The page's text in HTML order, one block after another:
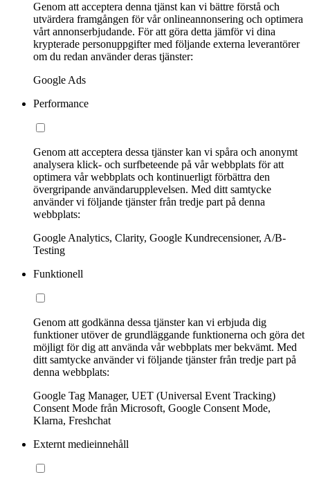
Genom att acceptera denna tjänst kan vi bättre förstå och
utvärdera framgången för vår onlineannonsering och optimera
vårt annonserbjudande. För att göra detta jämför vi dina
krypterade personuppgifter med följande externa leverantörer
om du redan använder deras tjänster:
Google Ads
Performance
Genom att acceptera dessa tjänster kan vi spåra och anonymt
analysera klick- och surfbeteende på vår webbplats för att
optimera vår webbplats och kontinuerligt förbättra den
övergripande användarupplevelsen. Med ditt samtycke
använder vi följande tjänster från tredje part på denna
webbplats:
Google Analytics, Clarity, Google Kundrecensioner, A/B-
Testing
Funktionell
Genom att godkänna dessa tjänster kan vi erbjuda dig
funktioner utöver de grundläggande funktionerna och göra det
möjligt för dig att använda vår webbplats mer bekvämt. Med
ditt samtycke använder vi följande tjänster från tredje part på
denna webbplats:
Google Tag Manager, UET (Universal Event Tracking)
Consent Mode från Microsoft, Google Consent Mode,
Klarna, Freshchat
Externt medieinnehåll